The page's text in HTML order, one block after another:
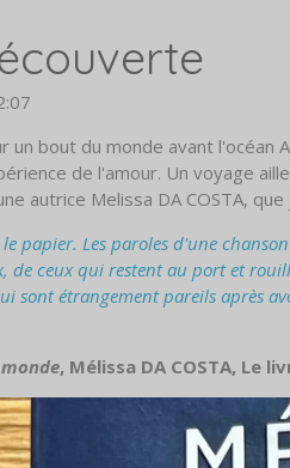
un bout du monde avant
de l'amour. Un voyage
autrice Melissa DA COSTA,
papier. Les paroles d'une
de ceux qui restent au port et
sont étrangement pareils après
, Mélissa DA COSTA, Le